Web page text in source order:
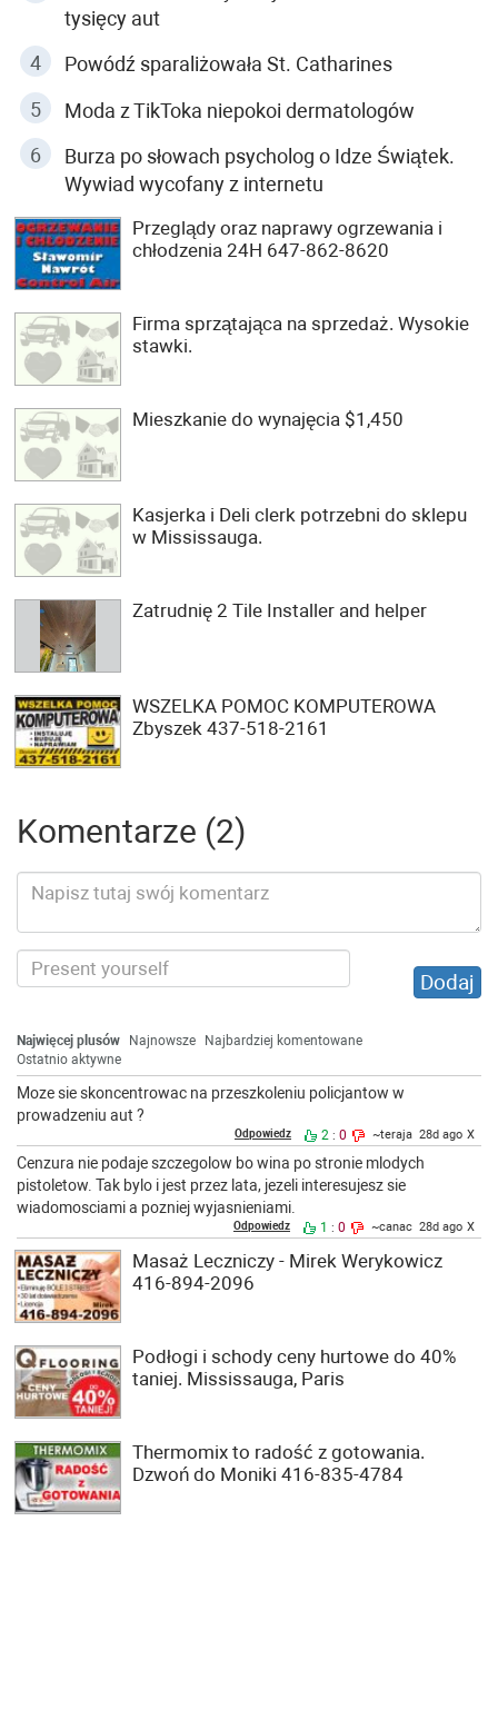
tysięcy aut
Powódź sparaliżowała St. Catharines
Moda z TikToka niepokoi dermatologów
Burza po słowach psycholog o Idze Świątek.
Wywiad wycofany z internetu
Przeglądy oraz naprawy ogrzewania i
chłodzenia 24H 647-862-8620
Firma sprzątająca na sprzedaż. Wysokie
stawki.
Mieszkanie do wynajęcia $1,450
Kasjerka i Deli clerk potrzebni do sklepu
w Mississauga.
Zatrudnię 2 Tile Installer and helper
WSZELKA POMOC KOMPUTEROWA
Zbyszek 437-518-2161
Komentarze (2)
Najwięcej plusów Najnowsze
Najbardziej komentowane
Ostatnio aktywne
Moze sie skoncentrowac na przeszkoleniu policjantow w
prowadzeniu aut ?
Odpowiedz 2 : 0 ~teraja 28d ago X
Cenzura nie podaje szczegolow bo wina po stronie mlodych
pistoletow. Tak bylo i jest przez lata, jezeli interesujesz sie
wiadomosciami a pozniej wyjasnieniami.
Odpowiedz 1 : 0 ~canac 28d ago X
Masaż Leczniczy - Mirek Werykowicz
416-894-2096
Podłogi i schody ceny hurtowe do 40%
taniej. Mississauga, Paris
Thermomix to radość z gotowania.
Dzwoń do Moniki 416-835-4784